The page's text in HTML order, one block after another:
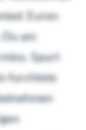
Euren
am
Spurt
furchtete